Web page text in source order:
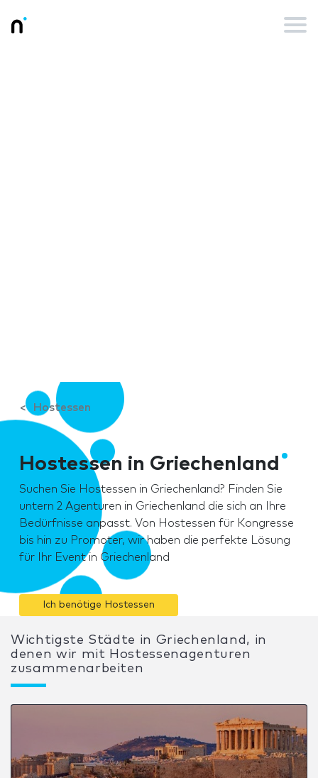
Hostessen
Hostessen in Griechenland
Suchen Sie Hostessen in Griechenland? Finden Sie
untern 2 Agenturen in Griechenland die sich an Ihre
Bedürfnisse anpasst. Von Hostessen für Kongresse
bis hin zu Promoter, wir haben die perfekte Lösung
für Ihr Event in Griechenland
Ich benötige Hostessen
Wichtigste Städte in Griechenland, in
denen wir mit Hostessenagenturen
zusammenarbeiten